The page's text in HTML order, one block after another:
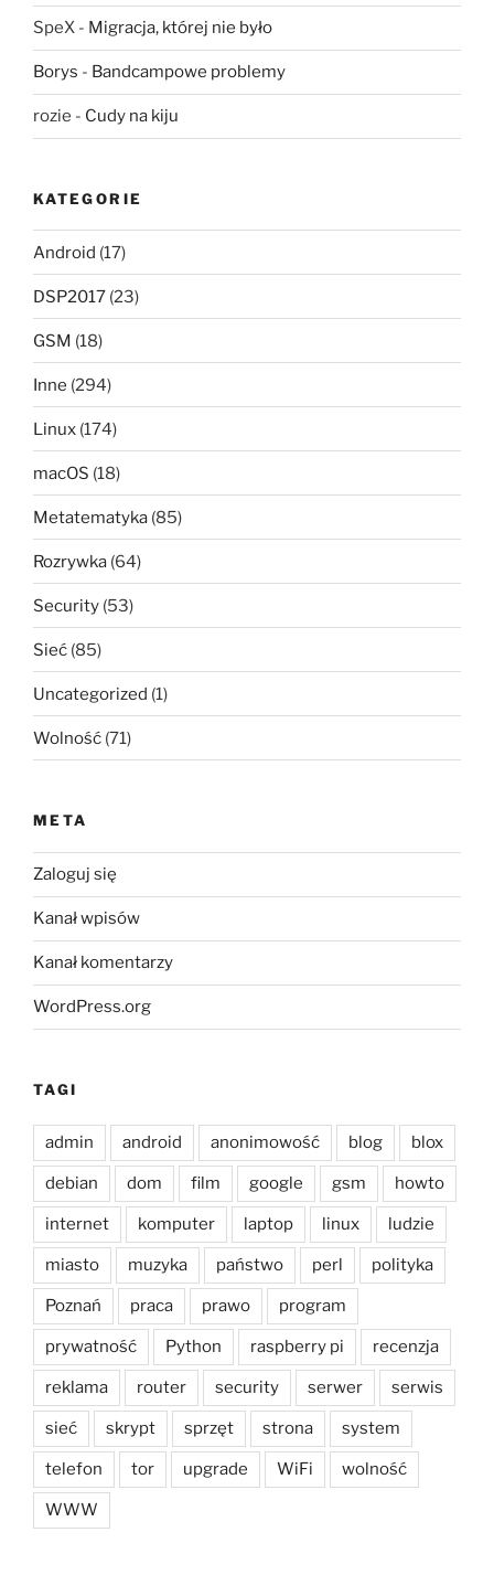
SpeX - Migracja, której nie było
Borys - Bandcampowe problemy
rozie - Cudy na kiju
KATEGORIE
Android (17)
DSP2017 (23)
GSM (18)
Inne (294)
Linux (174)
macOS (18)
Metatematyka (85)
Rozrywka (64)
Security (53)
Sieć (85)
Uncategorized (1)
Wolność (71)
META
Zaloguj się
Kanał wpisów
Kanał komentarzy
WordPress.org
TAGI
admin android anonimowość blog blox
debian dom film google gsm howto
internet komputer laptop linux ludzie
miasto muzyka państwo perl polityka
Poznań praca prawo program
prywatność Python raspberry pi recenzja
reklama router security serwer serwis
sieć skrypt sprzęt strona system
telefon tor upgrade WiFi wolność
WWW